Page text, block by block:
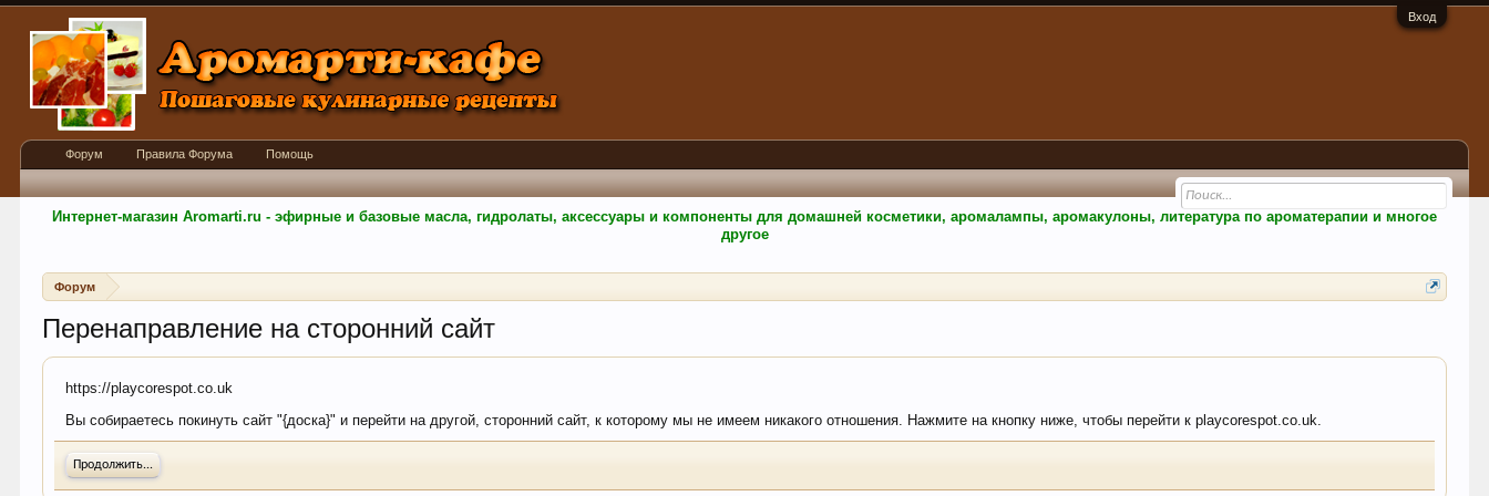
Вход
Интернет-магазин Aromarti.ru - эфирные и базовые масла, гидролаты, аксессуары и компоненты для домашней косметики, аромалампы, аромакулоны, литература по ароматерапии и многое
другое
Форум
Перенаправление на сторонний сайт
https://playcorespot.co.uk
Вы собираетесь покинуть сайт "{доска}" и перейти на другой, сторонний сайт, к которому мы не имеем никакого отношения. Нажмите на кнопку ниже, чтобы перейти к playcorespot.co.uk.
Продолжить...
Форум Правила Форума Помощь